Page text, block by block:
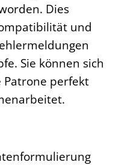
Dies
und
Sie können sich
Patrone perfekt